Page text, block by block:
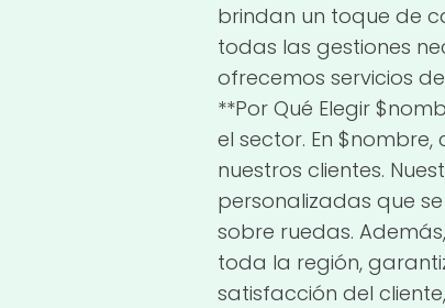
brindan un toque de
todas las gestiones
ofrecemos servicios
**Por Qué Elegir
el sector. En
nuestros clientes.
personalizadas que
sobre ruedas.
toda la región,
satisfacción del